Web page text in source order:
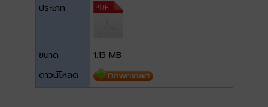
ประเภท
ขนาด
1.15 MB
ดาวน์โหลด